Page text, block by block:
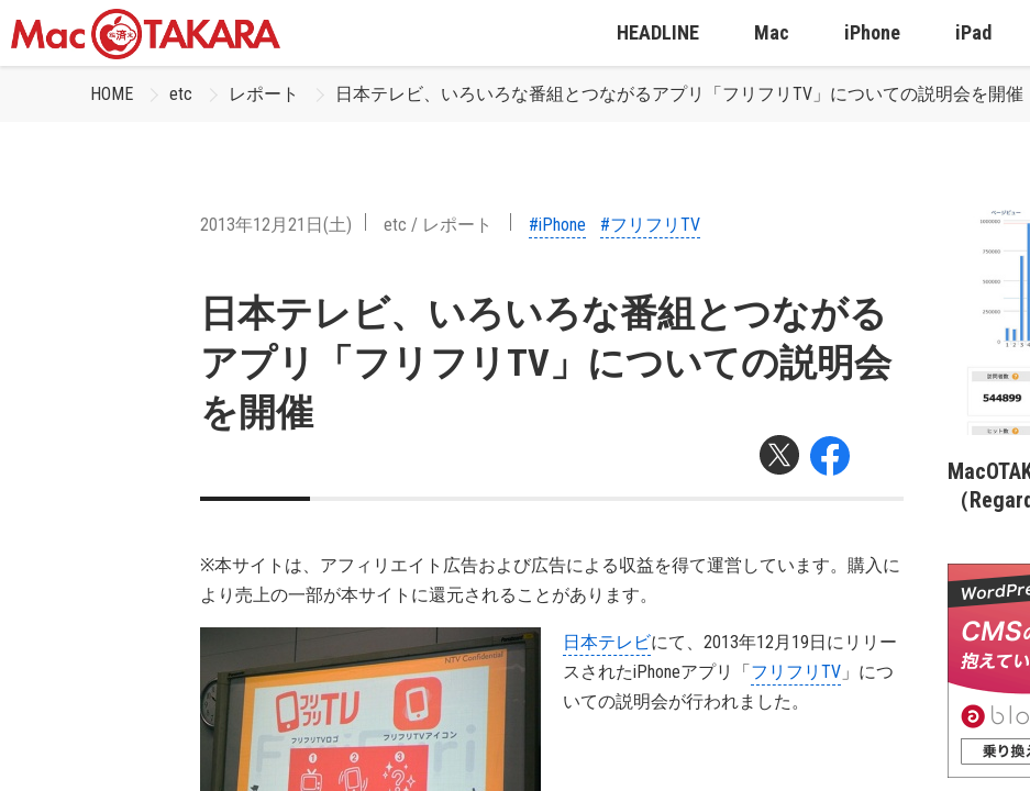
HEADLINE Mac iPhone iPad
HOME etc レポート 日本テレビ、いろいろな番組とつながるアプリ「フリフリTV」についての説明会を開催
2013年12月21日(土) etc / レポート #iPhone #フリフリTV
日本テレビ、いろいろな番組とつながる
アプリ「フリフリTV」についての説明会
を開催
※本サイトは、アフィリエイト広告および広告による収益を得て運営しています。購入に
より売上の一部が本サイトに還元されることがあります。
日本テレビにて、2013年12月19日にリリー
スされたiPhoneアプリ「フリフリTV 」につ
いての説明会が行われました。
（